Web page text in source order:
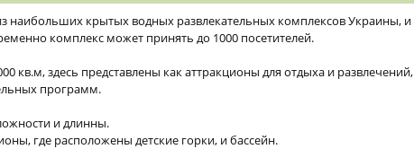
наибольших крытых водных развлекательных комплексов Украины, и
комплекс может принять до 1000 посетителей.
кв.м, здесь представлены как аттракционы для отдыха и развлечений,
программ.
и длинны.
где расположены детские горки, и бассейн.